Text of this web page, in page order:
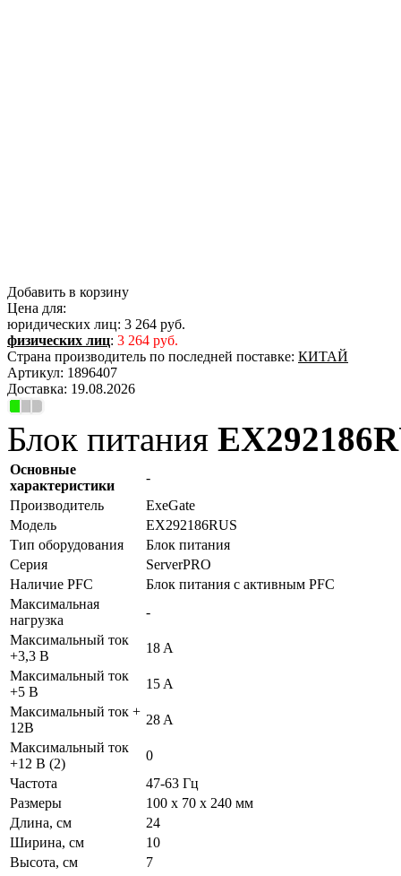
Добавить в корзину
Цена для:
юридических лиц: 3 264 руб.
физических лиц: 3 264 руб.
Страна производитель по последней поставке: КИТАЙ
Артикул: 1896407
Доставка: 19.08.2026
Блок питания
Основные
характеристики
-
Производитель
ExeGate
Модель
EX292186RUS
Тип оборудования
Блок питания
Серия
ServerPRO
Наличие PFC
Блок питания с активным PFC
Максимальная
нагрузка
-
Максимальный ток
+3,3 В
18 A
Максимальный ток
+5 В
15 A
Максимальный ток +
12В
28 A
Максимальный ток
+12 В (2)
0
Частота
47-63 Гц
Размеры
100 x 70 x 240 мм
Длина, см
24
Ширина, см
10
Высота, см
7